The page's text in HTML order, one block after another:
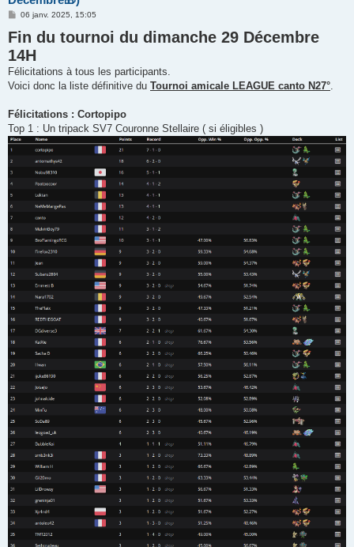
M
s
s
a
g
e
06 janv. 2025, 15:05
Fin du tournoi du dimanche 29 Décembre
14H
Félicitations à tous les participants.
Voici donc la liste définitive du Tournoi amicale LEAGUE canto N27°.
Félicitations : Cortopipo
Top 1 : Un tripack SV7 Couronne Stellaire ( si éligibles )